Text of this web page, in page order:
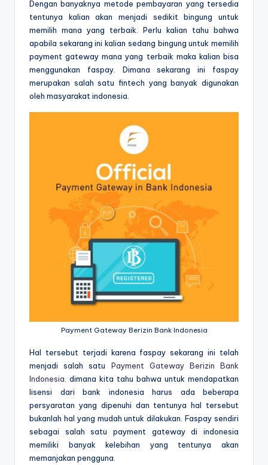
Dengan banyaknya metode pembayaran yang tersedia
tentunya kalian akan menjadi sedikit bingung untuk
memilih mana yang terbaik. Perlu kalian tahu bahwa
apabila sekarang ini kalian sedang bingung untuk memilih
payment gateway mana yang terbaik maka kalian bisa
menggunakan faspay. Dimana sekarang ini faspay
merupakan salah satu fintech yang banyak digunakan
oleh masyarakat indonesia.
Payment Gateway Berizin Bank Indonesia
Hal tersebut terjadi karena faspay sekarang ini telah
menjadi salah satu Payment Gateway Berizin Bank
Indonesia . dimana kita tahu bahwa untuk mendapatkan
lisensi dari bank indonesia harus ada beberapa
persyaratan yang dipenuhi dan tentunya hal tersebut
bukanlah hal yang mudah untuk dilakukan. Faspay sendiri
sebagai salah satu payment gateway di indonesia
memiliki banyak kelebihan yang tentunya akan
memanjakan pengguna.